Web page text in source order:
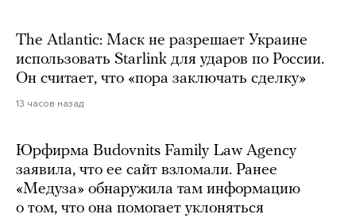
The Atlantic: Маск не разрешает Украине
использовать Starlink для ударов по России.
Он считает, что «пора заключать сделку»
13 часов назад
Юрфирма Budovnits Family Law Agency
заявила, что ее сайт взломали. Ранее
«Медуза» обнаружила там информацию
о том, что она помогает уклоняться